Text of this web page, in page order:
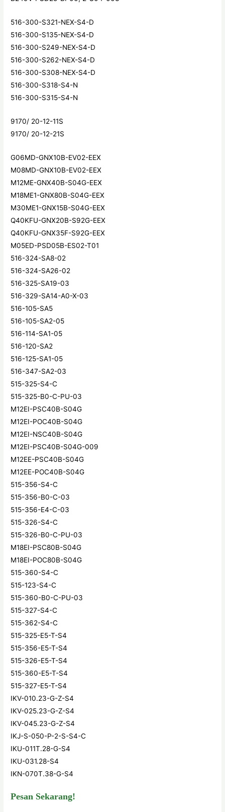
516-300-S321-NEX-S4-D
516-300-S135-NEX-S4-D
516-300-S249-NEX-S4-D
516-300-S262-NEX-S4-D
516-300-S308-NEX-S4-D
516-300-S318-S4-N
516-300-S315-S4-N
9170/ 20-12-11S
9170/ 20-12-21S
G06MD-GNX10B-EV02-EEX
M08MD-GNX10B-EV02-EEX
M12ME-GNX40B-S04G-EEX
M18ME1-GNX80B-S04G-EEX
M30ME1-GNX15B-S04G-EEX
Q40KFU-GNX20B-S92G-EEX
Q40KFU-GNX35F-S92G-EEX
M05ED-PSD05B-ES02-T01
516-324-SA8-02
516-324-SA26-02
516-325-SA19-03
516-329-SA14-A0-X-03
516-105-SA5
516-105-SA2-05
516-114-SA1-05
516-120-SA2
516-125-SA1-05
516-347-SA2-03
515-325-S4-C
515-325-B0-C-PU-03
M12EI-PSC40B-S04G
M12EI-POC40B-S04G
M12EI-NSC40B-S04G
M12EI-PSC40B-S04G-009
M12EE-PSC40B-S04G
M12EE-POC40B-S04G
515-356-S4-C
515-356-B0-C-03
515-356-E4-C-03
515-326-S4-C
515-326-B0-C-PU-03
M18EI-PSC80B-S04G
M18EI-POC80B-S04G
515-360-S4-C
515-123-S4-C
515-360-B0-C-PU-03
515-327-S4-C
515-362-S4-C
515-325-E5-T-S4
515-356-E5-T-S4
515-326-E5-T-S4
515-360-E5-T-S4
515-327-E5-T-S4
IKV-010.23-G-Z-S4
IKV-025.23-G-Z-S4
IKV-045.23-G-Z-S4
IKJ-S-050-P-2-S-S4-C
IKU-011T.28-G-S4
IKU-031.28-S4
IKN-070T.38-G-S4
Pesan Sekarang!